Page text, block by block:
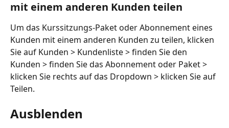
mit einem anderen Kunden teilen
Um das Kurssitzungs-Paket oder Abonnement eines
Kunden mit einem anderen Kunden zu teilen, klicken
Sie auf Kunden > Kundenliste > finden Sie den
Kunden > finden Sie das Abonnement oder Paket >
klicken Sie rechts auf das Dropdown > klicken Sie auf
Teilen.
Ausblenden